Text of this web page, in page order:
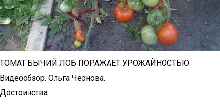
ТОМАТ БЫЧИЙ ЛОБ ПОРАЖАЕТ УРОЖАЙНОСТЬЮ.
Видеообзор. Ольга Чернова.
Достоинства